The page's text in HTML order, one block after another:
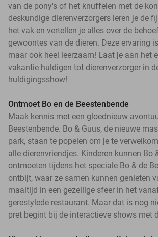
van de pony's of het knuffelen met de
deskundige dierenverzorgers leren je de
het vak en vertellen je alles over de
gewoontes van de dieren. Deze ervaring
maar ook heel leerzaam! Laat je aan het
vakantie huldigen tot dierenverzorger in
huldigingsshow!
Ontmoet Bo en de Beestenbende
Maak kennis met een gloednieuw
Beestenbende. Bo & Guus, de nieuwe
park, staan te popelen om je te
alle dierenvriendjes. Kinderen kunnen Bo
ontmoeten tijdens het speciale Bo & de
ontbijt, waar ze samen kunnen genieten
maaltijd in een gezellige sfeer in het
gerestylede restaurant. Maar dat is nog
pret begint bij de interactieve shows met